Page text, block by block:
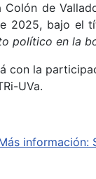
Colón de
2025, bajo el
político en la
con la
UVa.
información: